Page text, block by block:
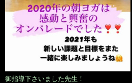
御指導下さいました先生！